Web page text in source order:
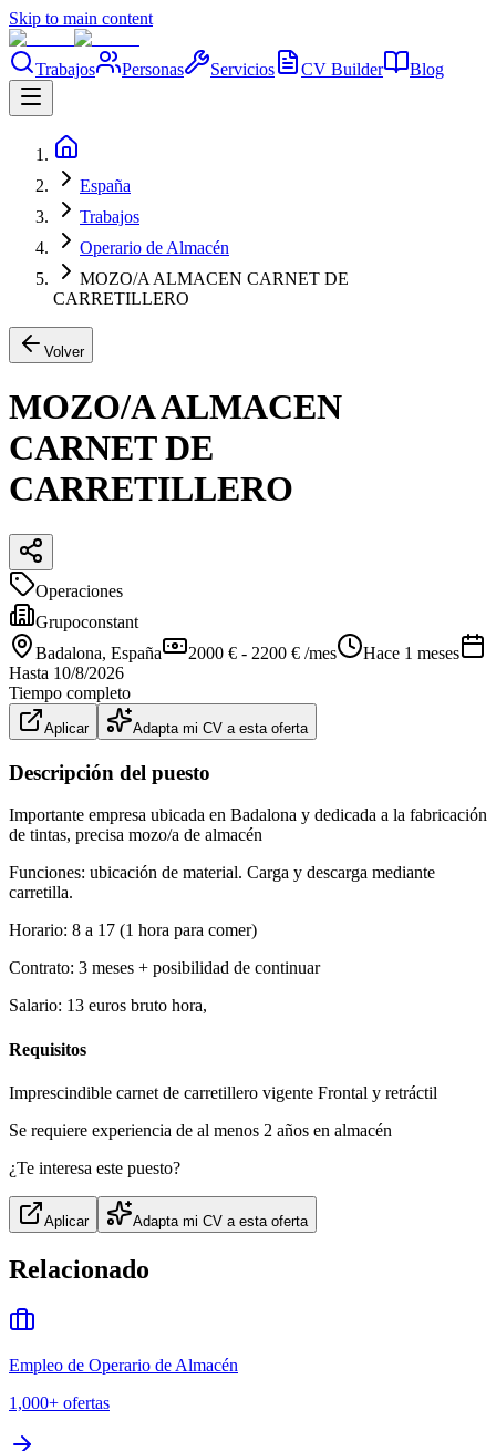
Skip to main content
Trabajos Personas Servicios CV Builder Blog
España
Trabajos
Operario de Almacén
MOZO/A ALMACEN CARNET DE
CARRETILLERO
Volver
MOZO/A ALMACEN
CARNET DE
CARRETILLERO
Operaciones
Grupoconstant
Badalona, España 2000 € - 2200 € /mes
Hace 1 meses
Hasta 10/8/2026
Tiempo completo
Aplicar Adapta mi CV a esta oferta
Descripción del puesto
Importante empresa ubicada en Badalona y dedicada a la fabricación
de tintas, precisa mozo/a de almacén
Funciones: ubicación de material. Carga y descarga mediante
carretilla.
Horario: 8 a 17 (1 hora para comer)
Contrato: 3 meses + posibilidad de continuar
Salario: 13 euros bruto hora,
Requisitos
Imprescindible carnet de carretillero vigente Frontal y retráctil
Se requiere experiencia de al menos 2 años en almacén
¿Te interesa este puesto?
Aplicar Adapta mi CV a esta oferta
Relacionado
Empleo de Operario de Almacén
1,000+ ofertas